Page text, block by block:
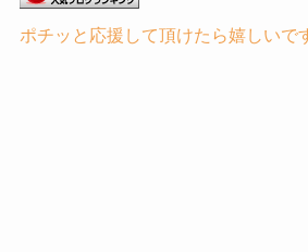
ポチッと応援して頂けたら嬉しいで